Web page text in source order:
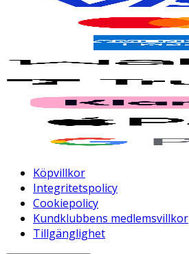
Köpvillkor
Integritetspolicy
Cookiepolicy
Kundklubbens medlemsvillkor
Tillgänglighet